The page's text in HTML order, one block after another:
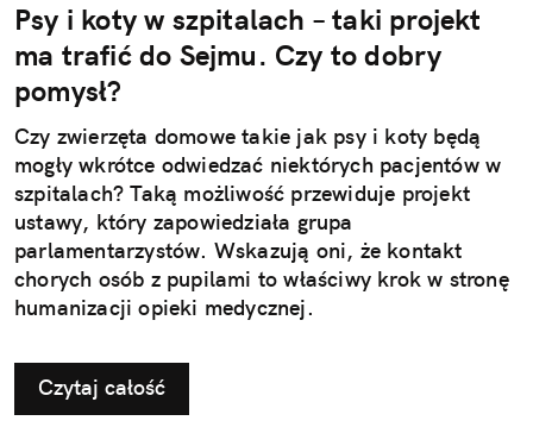
Psy i koty w szpitalach – taki projekt
ma trafić do Sejmu. Czy to dobry
pomysł?
Czy zwierzęta domowe takie jak psy i koty będą
mogły wkrótce odwiedzać niektórych pacjentów w
szpitalach? Taką możliwość przewiduje projekt
ustawy, który zapowiedziała grupa
parlamentarzystów. Wskazują oni, że kontakt
chorych osób z pupilami to właściwy krok w stronę
humanizacji opieki medycznej.
Czytaj całość